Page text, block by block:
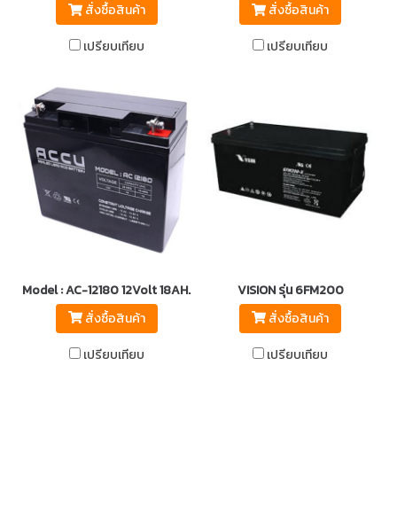
สั่งซื้อสินค้า
เปรียบเทียบ
สั่งซื้อสินค้า
เปรียบเทียบ
Model : AC-12180 12Volt 18AH. ขั้วตั้ง
สั่งซื้อสินค้า
เปรียบเทียบ
VISION รุ่น 6FM200
สั่งซื้อสินค้า
เปรียบเทียบ